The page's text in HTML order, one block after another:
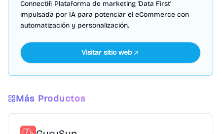
Connectif: Plataforma de marketing 'Data First'
impulsada por IA para potenciar el eCommerce con
automatización y personalización.
Visitar sitio web
Más Productos